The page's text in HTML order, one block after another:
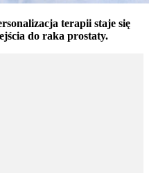
terapii staje się
do raka prostaty.